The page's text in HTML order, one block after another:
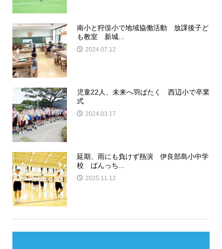
南小と狩俣小で地域協働活動 放課後子ど
も教室 新城...
2024.07.12
児童22人、未来へ羽ばたく 西辺小で卒業
式
2024.03.17
延期、雨にも負けず熱演 伊良部島小中学
校 ばんっち...
2025.11.12